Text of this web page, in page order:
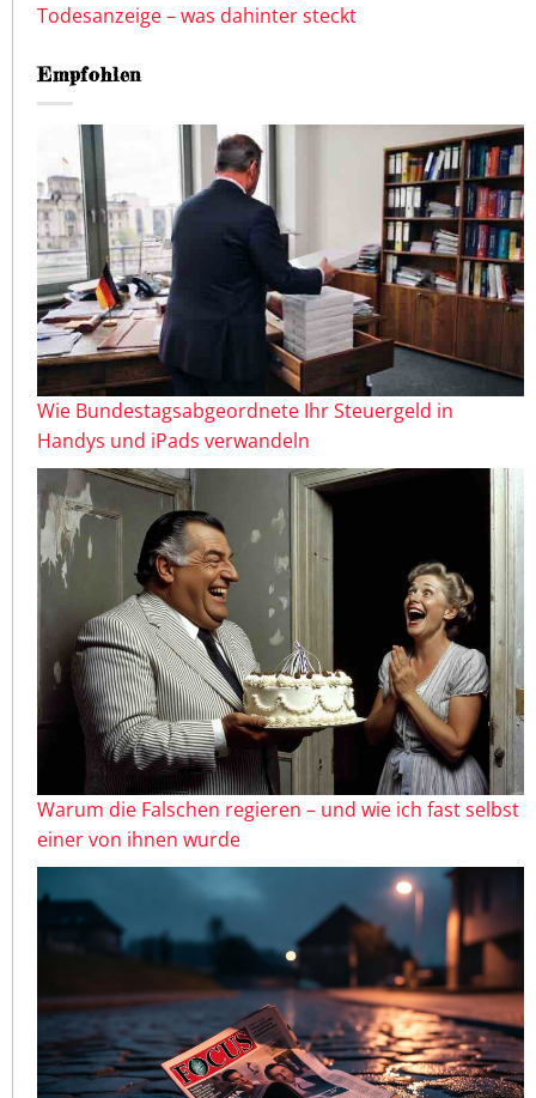
Todesanzeige – was dahinter steckt
Empfohlen
Wie Bundestagsabgeordnete Ihr Steuergeld in
Handys und iPads verwandeln
Warum die Falschen regieren – und wie ich fast selbst
einer von ihnen wurde